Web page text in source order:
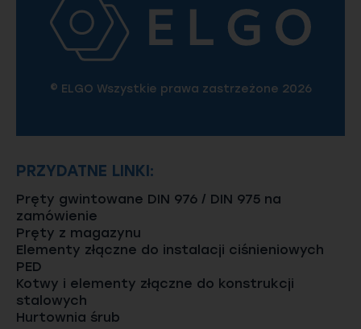
© ELGO Wszystkie prawa zastrzeżone 2026
PRZYDATNE LINKI:
Pręty gwintowane DIN 976 / DIN 975 na
zamówienie
Pręty z magazynu
Elementy złączne do instalacji ciśnieniowych
PED
Kotwy i elementy złączne do konstrukcji
stalowych
Hurtownia śrub